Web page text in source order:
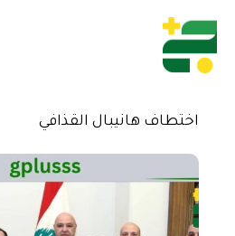
اختطاف هانيبال القذافي